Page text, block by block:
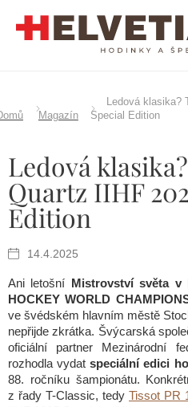
Magazín
Ledová klasika?
Special Edition
Ledová
Quartz IIHF
Edition
14.4.2025
Ani letošní Mistrovství světa v
HOCKEY WORLD
ve švédském hlavním městě
nepřijde zkrátka. Švýcarská
oficiální partner Mezinárodní
rozhodla vydatspeciální edici
88. ročníku šampionátu.
z řady T-Classic, tedy Tissot PR